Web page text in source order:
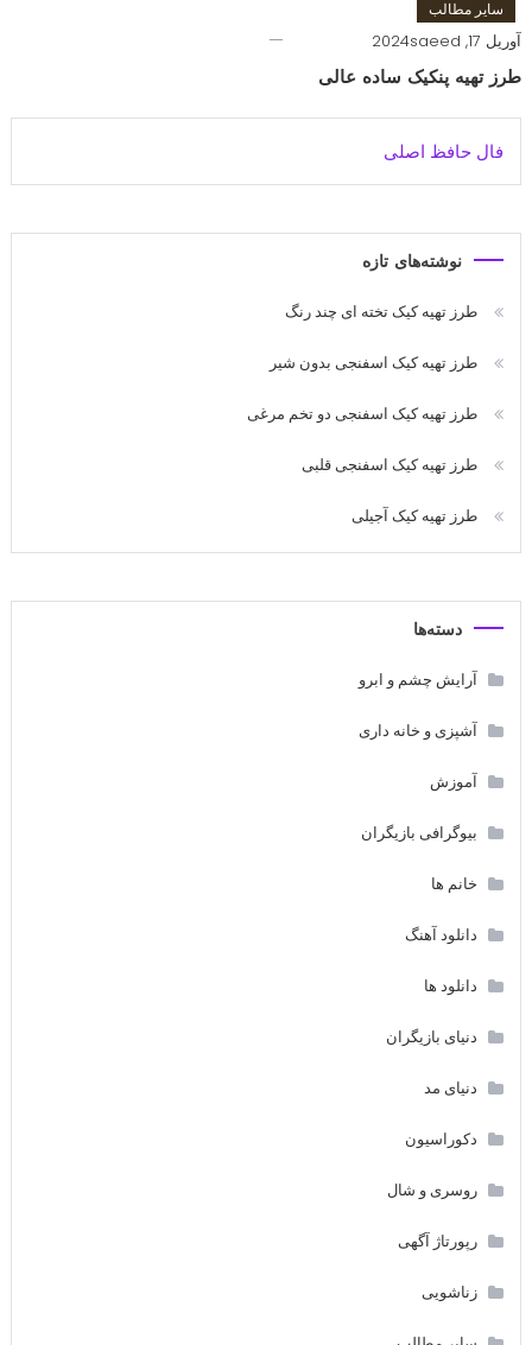
سایر مطالب
آوریل 17, 2024 saeed
طرز تهیه پنکیک ساده عالی
فال حافظ اصلی
نوشته‌های تازه
طرز تهیه کیک تخته ای چند رنگ
طرز تهیه کیک اسفنجی بدون شیر
طرز تهیه کیک اسفنجی دو تخم مرغی
طرز تهیه کیک اسفنجی قلبی
طرز تهیه کیک آجیلی
دسته‌ها
آرایش چشم و ابرو
آشپزی و خانه داری
آموزش
بیوگرافی بازیگران
خانم ها
دانلود آهنگ
دانلود ها
دنیای بازیگران
دنیای مد
دکوراسیون
روسری و شال
رپورتاژ آگهی
زناشویی